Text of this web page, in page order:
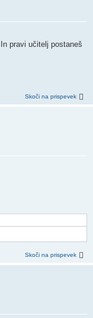
pravi učitelj postaneš
Skoči na prispevek
Skoči na prispevek